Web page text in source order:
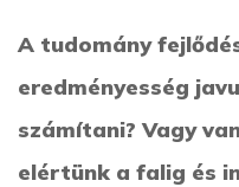
A tudomány
eredményesség
számítani? Vagy
elértünk a falig és